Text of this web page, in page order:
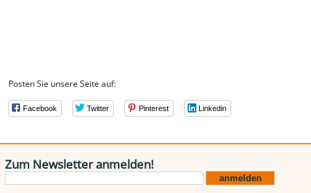
Posten Sie unsere Seite auf:
Facebook Twitter Pinterest Linkedin
Zum Newsletter anmelden!